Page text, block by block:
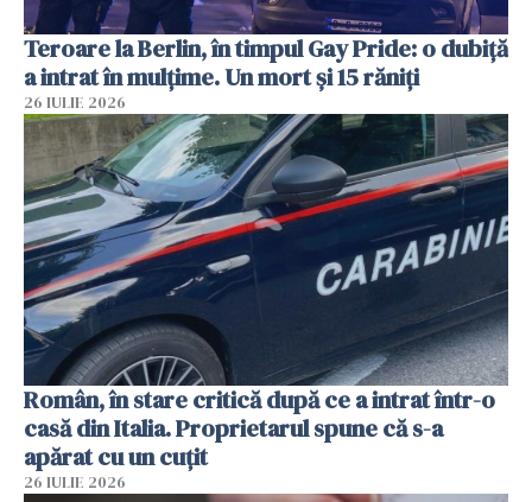
Teroare la Berlin, în timpul Gay Pride: o dubiță
a intrat în mulțime. Un mort și 15 răniți
26 IULIE 2026
Român, în stare critică după ce a intrat într-o
casă din Italia. Proprietarul spune că s-a
apărat cu un cuțit
26 IULIE 2026